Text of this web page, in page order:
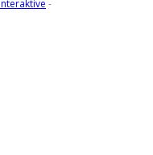
Interaktive -